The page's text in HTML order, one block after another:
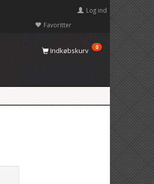
Favoritter
Log ind
Indkøbskurv 0